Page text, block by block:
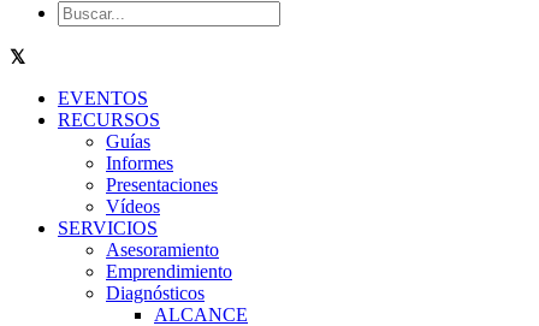
EVENTOS
RECURSOS
Guías
Informes
Presentaciones
Vídeos
SERVICIOS
Asesoramiento
Emprendimiento
Diagnósticos
ALCANCE